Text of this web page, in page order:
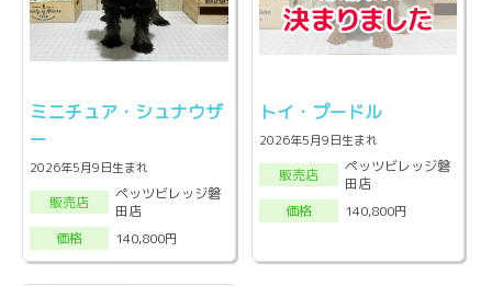
ミニチュア・シュナウザ
ー
2026年5月9日生まれ
販売店
ペッツビレッジ磐
田店
価格
140,800円
トイ・プードル
2026年5月9日生まれ
販売店
ペッツビレッジ磐
田店
価格
140,800円